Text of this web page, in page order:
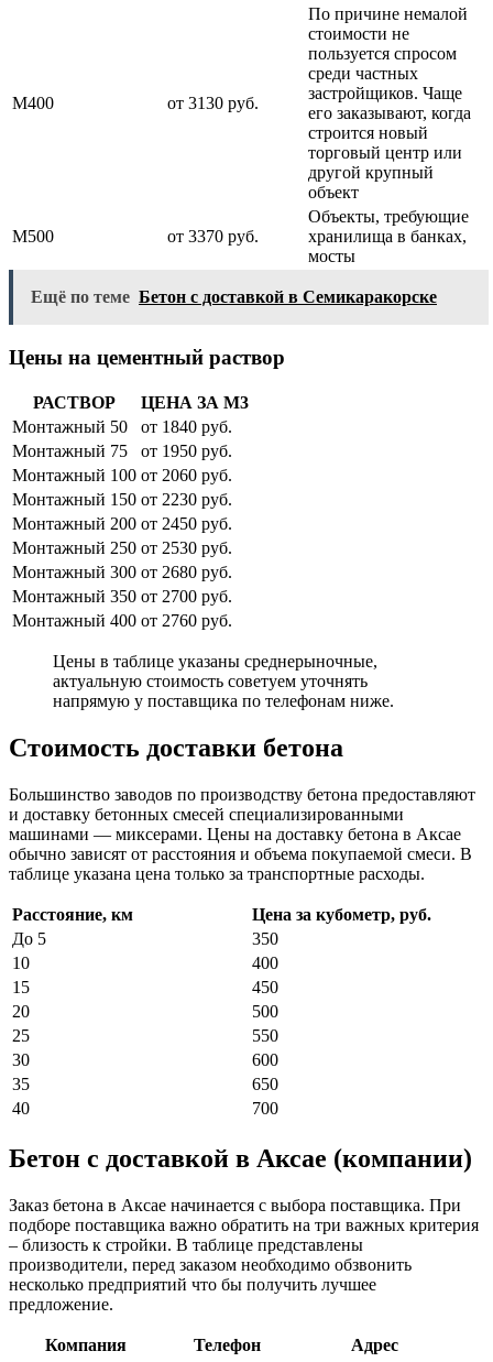
М400 от 3130 руб.
По причине немалой
стоимости не
пользуется спросом
среди частных
застройщиков. Чаще
его заказывают, когда
строится новый
торговый центр или
другой крупный
объект
М500 от 3370 руб.
Объекты, требующие
хранилища в банках,
мосты
Ещё по теме Бетон с доставкой в Семикаракорске
Цены на цементный раствор
РАСТВОР
ЦЕНА ЗА М3
Монтажный 50
от 1840 руб.
Монтажный 75
от 1950 руб.
Монтажный 100 от 2060 руб.
Монтажный 150 от 2230 руб.
Монтажный 200 от 2450 руб.
Монтажный 250 от 2530 руб.
Монтажный 300 от 2680 руб.
Монтажный 350 от 2700 руб.
Монтажный 400 от 2760 руб.
Цены в таблице указаны среднерыночные,
актуальную стоимость советуем уточнять
напрямую у поставщика по телефонам ниже.
Стоимость доставки бетона
Большинство заводов по производству бетона предоставляют
и доставку бетонных смесей специализированными
машинами — миксерами. Цены на доставку бетона в Аксае
обычно зависят от расстояния и объема покупаемой смеси. В
таблице указана цена только за транспортные расходы.
Расстояние, км
Цена за кубометр, руб.
До 5
350
10
400
15
450
20
500
25
550
30
600
35
650
40
700
Бетон с доставкой в Аксае (компании)
Заказ бетона в Аксае начинается с выбора поставщика. При
подборе поставщика важно обратить на три важных критерия
– близость к стройки. В таблице представлены
производители, перед заказом необходимо обзвонить
несколько предприятий что бы получить лучшее
предложение.
Компания Телефон
Адрес